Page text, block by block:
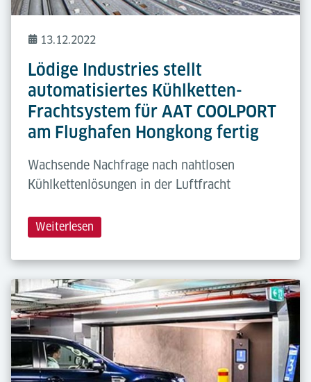
13.12.2022
Lödige Industries stellt
automatisiertes Kühlketten-
Frachtsystem für AAT COOLPORT
am Flughafen Hongkong fertig
Wachsende Nachfrage nach nahtlosen
Kühlkettenlösungen in der Luftfracht
Weiterlesen